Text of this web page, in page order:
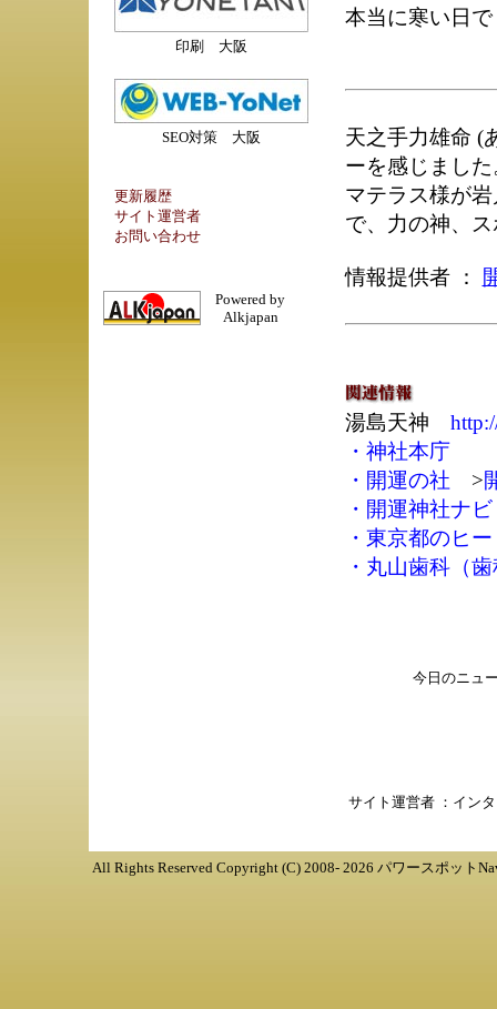
印刷 大阪
SEO対策 大阪
更新履歴
サイト運営者
お問い合わせ
Powered by
Alkjapan
本当に寒い日
天之手力雄命 (
ーを感じまし
マテラス様が
で、力の神、
情報提供者 ：
湯島天神
・ 神社本庁
・ 開運の社 >
・ 開運神社ナビ
・ 東京都のヒ
・ 丸山歯科（
今日のニュ
サイト運営者 ： イン
All Rights Reserved Copyright (C) 2008- 2026 パワースポット